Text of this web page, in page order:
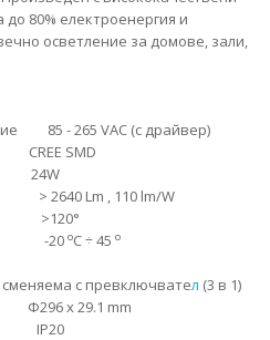
до 80% електроенергия и
осветление за домове, зали,
85 - 265 VAC (с драйвер)
SMD
2640 Lm , 110 lm/W
>120°
-20 oC ÷ 45 o
сменяема с превключвател (3 в 1)
29.1 mm
IP20